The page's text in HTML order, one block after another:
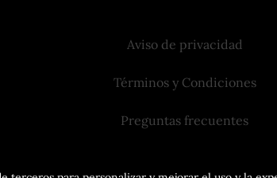
Aviso de privacidad
Términos y Condiciones
Preguntas frecuentes